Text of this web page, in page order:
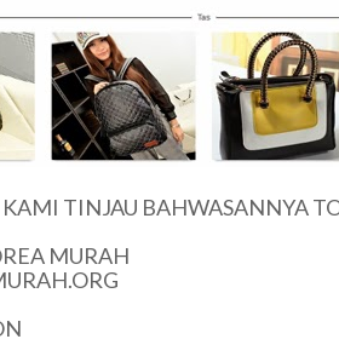
TINJAU BAHWASANNYA
MURAH